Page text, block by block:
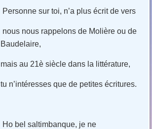
Personne sur toi, n’a plus écrit de vers
nous nous rappelons de Molière ou de
Baudelaire,
mais au 21è siècle dans la littérature,
tu n’intéresses que de petites écritures.
Ho bel saltimbanque, je ne